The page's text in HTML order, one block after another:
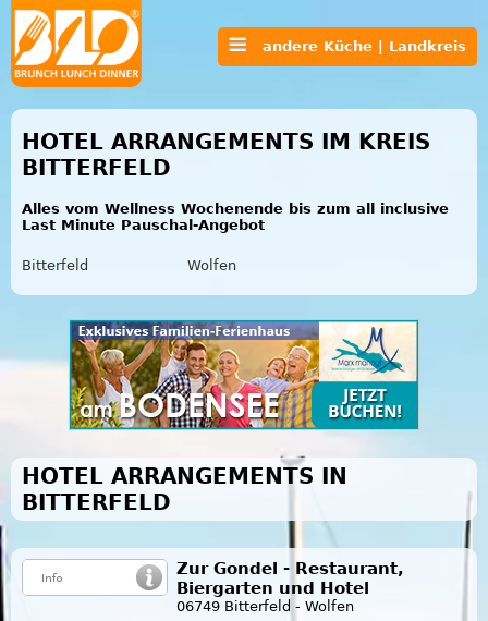
andere Küche | Landkreis
HOTEL ARRANGEMENTS IM KREIS
BITTERFELD
Alles vom Wellness Wochenende bis zum all inclusive
Last Minute Pauschal-Angebot
Bitterfeld Wolfen
HOTEL ARRANGEMENTS IN
BITTERFELD
Zur Gondel - Restaurant,
Biergarten und Hotel
06749 Bitterfeld - Wolfen